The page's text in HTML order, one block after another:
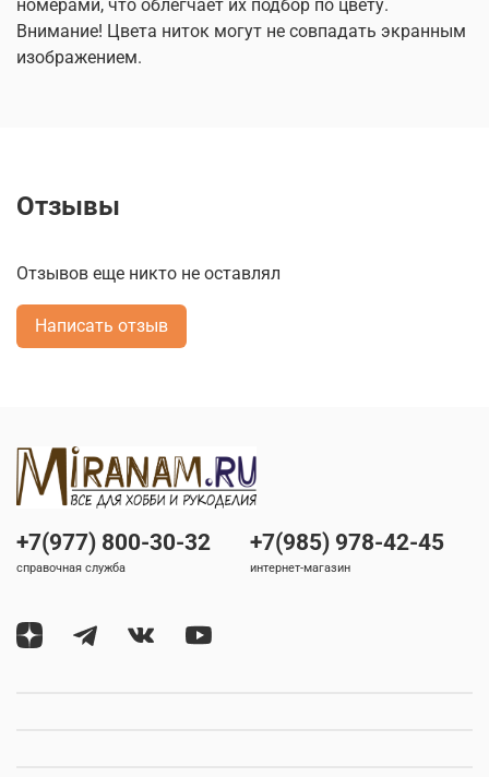
номерами, что облегчает их подбор по цвету.
Внимание! Цвета ниток могут не совпадать экранным
изображением.
Отзывы
Отзывов еще никто не оставлял
Написать отзыв
+7(977) 800-30-32
справочная служба
+7(985) 978-42-45
интернет-магазин